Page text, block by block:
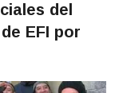
del
EFI por